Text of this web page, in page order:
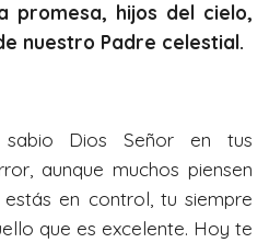
promesa, hijos del cielo,
nuestro Padre celestial.
Dios Señor en tus
aunque muchos piensen
en control, tu siempre
que es excelente. Hoy te